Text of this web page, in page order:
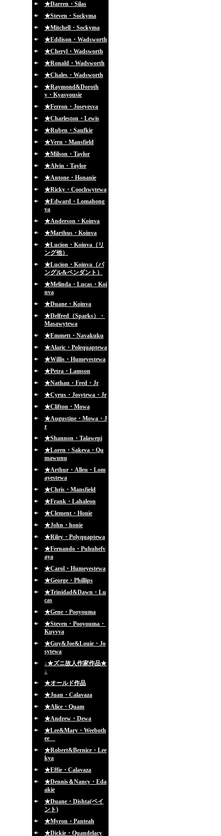
★Darren・Silas
★Steven・Sockyma
★Mitchell・Sockyma
★Eddison・Wadsworth
★Cheryl・Wadsworth
★Ronald・Wadsworth
★Chales・Wadsworth
★Raymond&Doroth
y・Kyasyousie
★Ferron・Joseyesva
★Charleston・Lewis
★Ruben・Saufkie
★Vern・Mansfield
★Milson・Taylor
★Alvin・Taylor
★Antone・Honanie
★Ricky・Coochwytewa
★Edward・Lomahong
va
★Anderson・Koinva
★Marthus・Koinva
★Lucion・Koinva（リ
ング他）
★Lucion・Koinva（バ
ングル&ペンダント）
★Melinda・Lucas・Koi
nva
★Duane・Koinva
★Delfred（Sparks）・
Masawytewa
★Emmett・Navakuku
★Alaric・Polequaptewa
★Willis・Humeyestewa
★Petra・Lamson
★Nathan・Fred・Jr
★Cyrus・Josytewa・Jr
★Clifton・Mowa
★Augustine・Mowa・J
r
★Shannon・Talawepi
★Loren・Sakeva・Qu
mawunu
★Arthur・Allen・Lom
ayestewa
★Chris・Mansfield
★Frank・Lahaleon
★Clement・Honie
★John・honie
★Riley・Polyquaptewa
★Fernando・Puhuhefv
aya
★Carol・Humeyestewa
★George・Phillips
★Trinidad&Dawn・Lu
cas
★Gene・Pooyouma
★Steven・Pooyouma・
Kuyvya
★Guy&Joe&Louie・Jo
sytewa
↓★ズニ故人作家作品★
↓
★オールド作品
★Juan・Calavaza
★Alice・Quam
★Andrew・Dewa
★Lee&Mary・Weeboth
ee
★Robert&Bernice・Lee
kya
★Effie・Calavaza
★Dennis＆Nancy・Eda
akie
★Duane・Dishta(ペイ
ント)
★Myron・Panteah
★Dickie・Quandelacy